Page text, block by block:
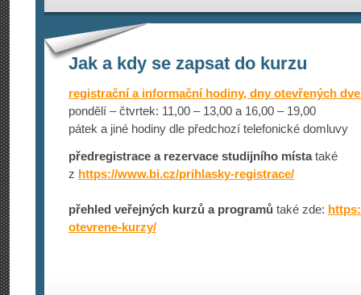
Jak a kdy se zapsat do kurzu
registrační a informační hodiny, dny otevřených
pondělí – čtvrtek: 11,00 – 13,00 a 16,00 – 19,00
pátek a jiné hodiny dle předchozí telefonické domluvy
předregistrace a rezervace studijního místataké
z https://www­.bi.cz/prihlas­ky-registrace/
přehled veřejných kurzů a programů také zde:
otevrene-kurzy/